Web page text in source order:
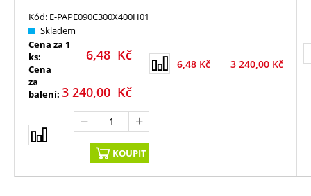
Kód: E-PAPE090C300X400H01
Skladem
Cena za 1
ks:
6,48 Kč
Cena
za
balení: 3 240,00 Kč
KOUPIT
6,48 Kč 3 240,00 Kč